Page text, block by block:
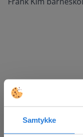
Samtykke